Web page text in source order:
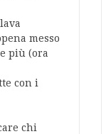
messo
più (ora
con i
chi